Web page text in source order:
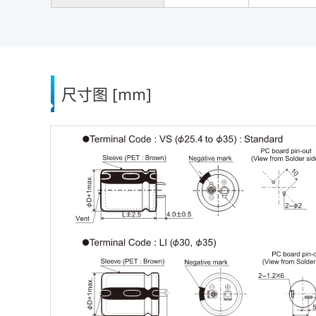
尺寸图 [mm]